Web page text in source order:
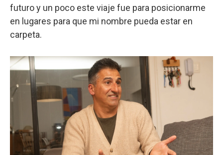
futuro y un poco este viaje fue para posicionarme
en lugares para que mi nombre pueda estar en
carpeta.